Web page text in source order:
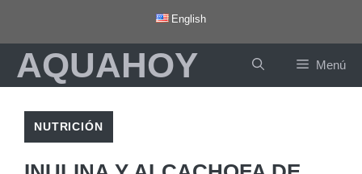
contenido
English
AQUAHOY Menú
NUTRICIÓN